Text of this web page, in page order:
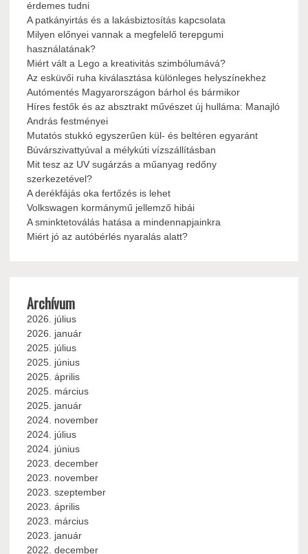
érdemes tudni
A patkányirtás és a lakásbiztosítás kapcsolata
Milyen előnyei vannak a megfelelő terepgumi
használatának?
Miért vált a Lego a kreativitás szimbólumává?
Az esküvői ruha kiválasztása különleges helyszínekhez
Autómentés Magyarországon bárhol és bármikor
Híres festők és az absztrakt művészet új hulláma: Manajló
András festményei
Mutatós stukkó egyszerűen kül- és beltéren egyaránt
Búvárszivattyúval a mélykúti vízszállításban
Mit tesz az UV sugárzás a műanyag redőny
szerkezetével?
A derékfájás oka fertőzés is lehet
Volkswagen kormánymű jellemző hibái
A sminktetoválás hatása a mindennapjainkra
Miért jó az autóbérlés nyaralás alatt?
Archívum
2026. július
2026. január
2025. július
2025. június
2025. április
2025. március
2025. január
2024. november
2024. július
2024. június
2023. december
2023. november
2023. szeptember
2023. április
2023. március
2023. január
2022. december